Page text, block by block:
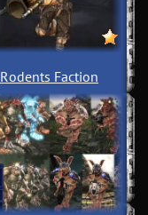
Rodents Faction